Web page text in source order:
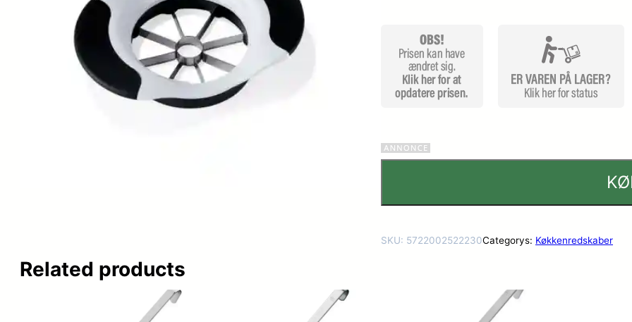
SKU: 5722002522230Categorys: Køkkenredskaber
Related products